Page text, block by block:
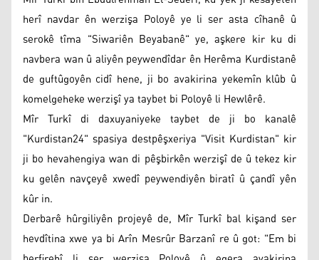
herî navdar ên werzişa Poloyê ye li ser asta cîhanê û
serokê tîma "Siwariên Beyabanê" ye, aşkere kir ku di
navbera wan û aliyên peywendîdar ên Herêma Kurdistanê
de guftûgoyên cidî hene, ji bo avakirina yekemîn klûb û
komelgeheke werzişî ya taybet bi Poloyê li Hewlêrê.
Mîr Turkî di daxuyaniyeke taybet de ji bo kanalê
"Kurdistan24" spasiya destpêşxeriya "Visit Kurdistan" kir
ji bo hevahengiya wan di pêşbirkên werzişî de û tekez kir
ku gelên navçeyê xwedî peywendiyên biratî û çandî yên
kûr in.
Derbarê hûrgiliyên projeyê de, Mîr Turkî bal kişand ser
hevdîtina xwe ya bi Arîn Mesrûr Barzanî re û got: "Em bi